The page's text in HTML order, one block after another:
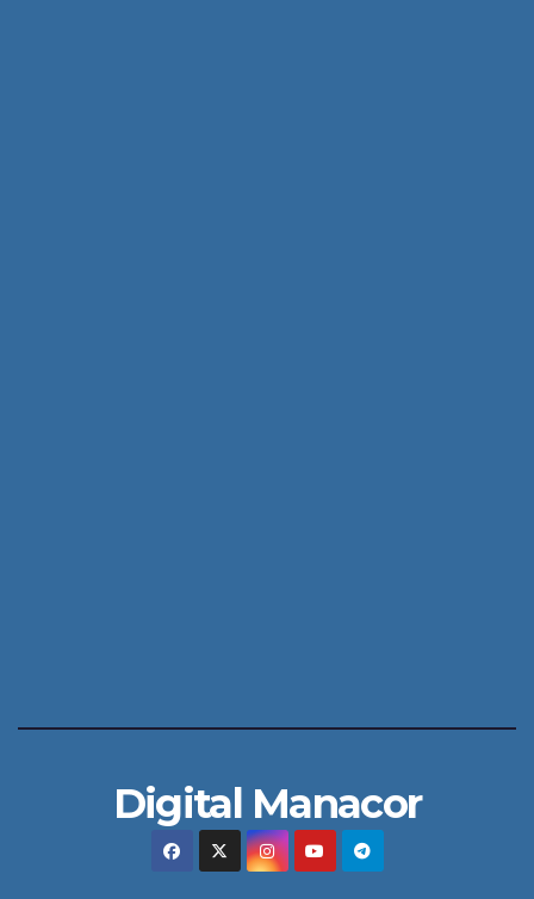
Digital Manacor